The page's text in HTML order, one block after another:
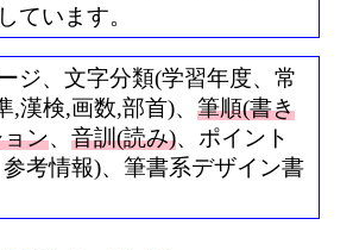
ています。
ジ、文字分類(学習年度、常
,漢検,画数,部首)、 筆順(書き
ン、 音訓(読み)、ポイント
考情報)、筆書系デザイン書